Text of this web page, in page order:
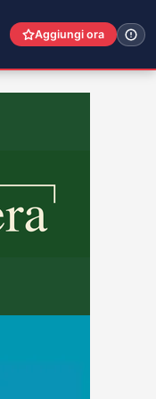
Aggiungi ora